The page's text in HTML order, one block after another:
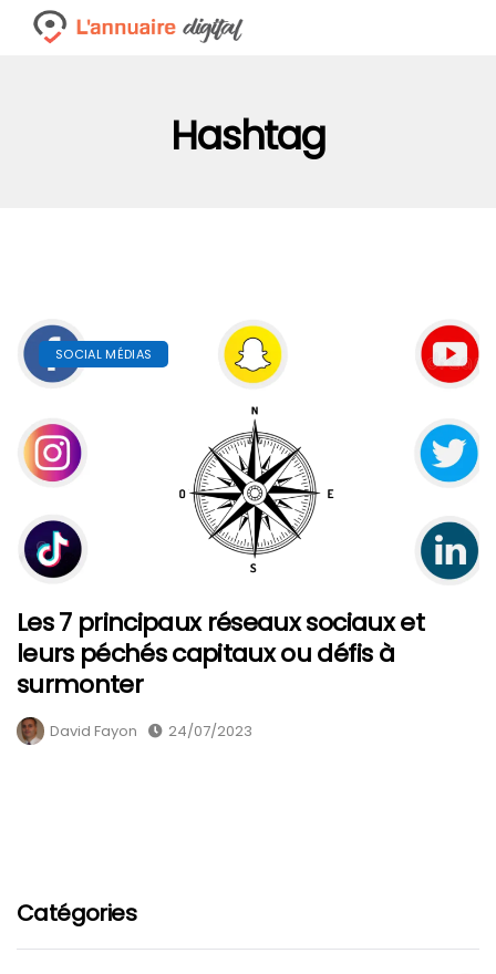
Hashtag
SOCIAL MÉDIAS
Les 7 principaux réseaux sociaux et
leurs péchés capitaux ou défis à
surmonter
David Fayon 24/07/2023
Catégories